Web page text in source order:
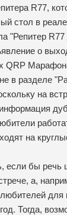
R77,
стол в
"Репитер
о
QRP
в разделе
на
на
если бы речь
, а,
для
Тогда,